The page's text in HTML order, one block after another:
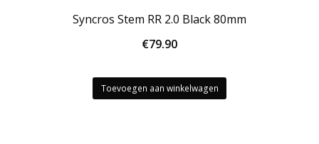
Syncros Stem RR 2.0 Black 80mm
€79.90
Toevoegen aan winkelwagen